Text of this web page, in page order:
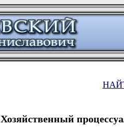
Хозяйственный